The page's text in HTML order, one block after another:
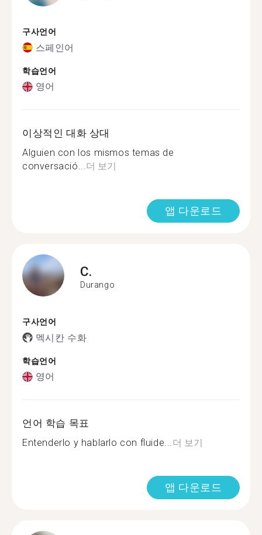
구사언어
스페인어
학습언어
영어
이상적인 대화 상대
Alguien con los mismos temas de
conversació...더 보기
앱 다운로드
C.
Durango
구사언어
멕시칸 수화
학습언어
영어
언어 학습 목표
Entenderlo y hablarlo con fluide...더 보기
앱 다운로드